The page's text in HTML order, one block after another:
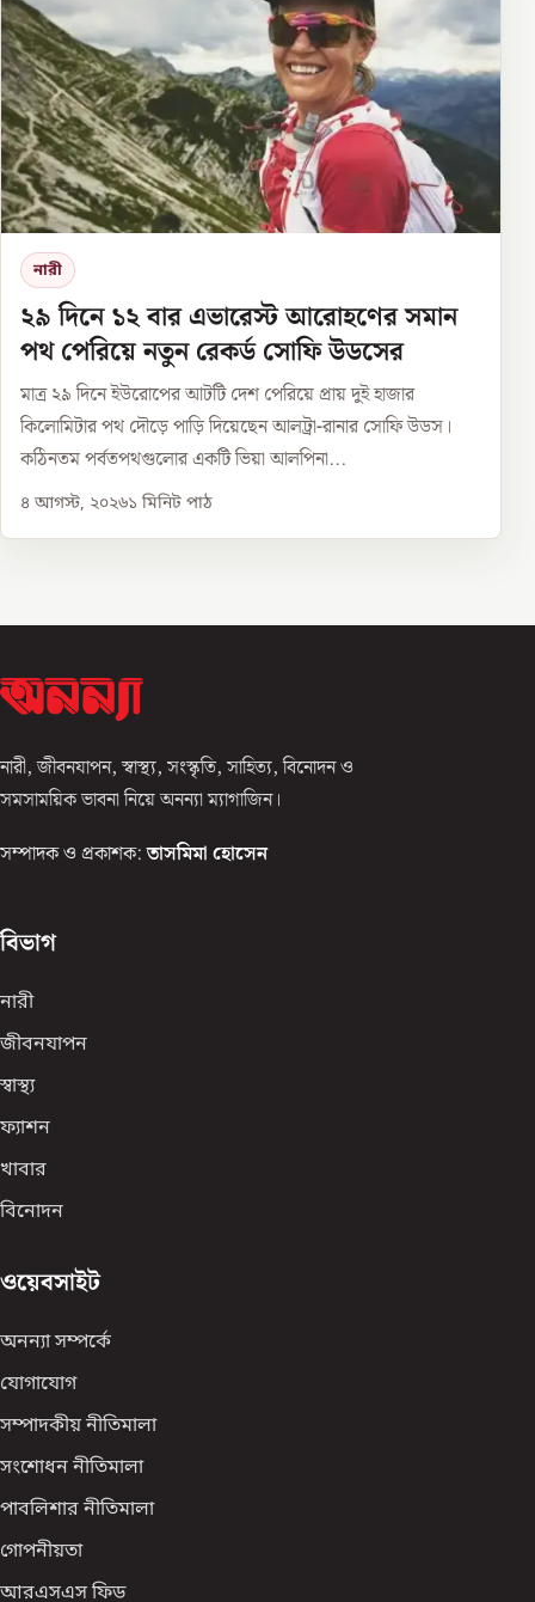
নারী
২৯ দিনে ১২ বার এভারেস্ট আরোহণের সমান
পথ পেরিয়ে নতুন রেকর্ড সোফি উডসের
মাত্র ২৯ দিনে ইউরোপের আটটি দেশ পেরিয়ে প্রায় দুই হাজার
কিলোমিটার পথ দৌড়ে পাড়ি দিয়েছেন আলট্রা-রানার সোফি উডস।
কঠিনতম পর্বতপথগুলোর একটি ভিয়া আলপিনা...
৪ আগস্ট, ২০২৬১ মিনিট পাঠ
নারী, জীবনযাপন, স্বাস্থ্য, সংস্কৃতি, সাহিত্য, বিনোদন ও
সমসাময়িক ভাবনা নিয়ে অনন্যা ম্যাগাজিন।
সম্পাদক ও প্রকাশক: তাসমিমা হোসেন
বিভাগ
নারী
জীবনযাপন
স্বাস্থ্য
ফ্যাশন
খাবার
বিনোদন
ওয়েবসাইট
অনন্যা সম্পর্কে
যোগাযোগ
সম্পাদকীয় নীতিমালা
সংশোধন নীতিমালা
পাবলিশার নীতিমালা
গোপনীয়তা
আরএসএস ফিড